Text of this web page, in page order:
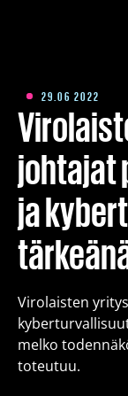
Meistä
Est Eng Fin
29.06 2022
johtajat
ja
Virolaisten
melko
toteutuu.